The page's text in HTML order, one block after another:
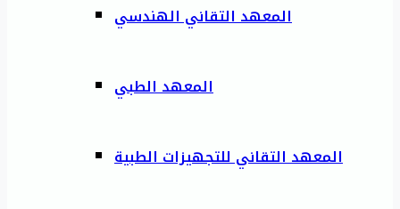
المعهد التقاني الهندسي
المعهد الطبي
المعهد التقاني للتجهيزات الطبية